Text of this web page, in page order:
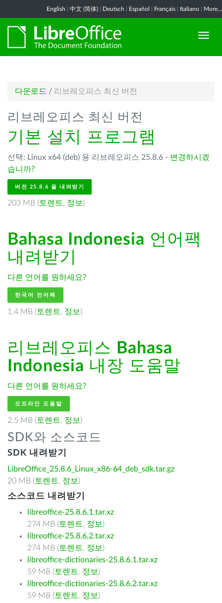
English 中文 (简体) Deutsch Español Français Italiano More...
다운로드 / 리브레오피스 최신 버전
리브레오피스 최신 버전
기본 설치 프로그램
선택: Linux x64 (deb) 용 리브레오피스 25.8.6 - 변경하시겠
습니까?
버전 25.8.6 을 내려받기
203 MB ( 토렌트, 정보 )
Bahasa Indonesia 언어팩
내려받기
다른 언어를 원하세요?
한국어 언어팩
1.4 MB ( 토렌트, 정보 )
리브레오피스 Bahasa
Indonesia 내장 도움말
다른 언어를 원하세요?
오프라인 도움말
2.5 MB ( 토렌트, 정보 )
SDK와 소스코드
SDK 내려받기
LibreOffice_25.8.6_Linux_x86-64_deb_sdk.tar.gz
20 MB ( 토렌트, 정보 )
소스코드 내려받기
libreoffice-25.8.6.1.tar.xz
274 MB ( 토렌트, 정보 )
libreoffice-25.8.6.2.tar.xz
274 MB ( 토렌트, 정보 )
libreoffice-dictionaries-25.8.6.1.tar.xz
59 MB ( 토렌트, 정보 )
libreoffice-dictionaries-25.8.6.2.tar.xz
59 MB ( 토렌트, 정보 )